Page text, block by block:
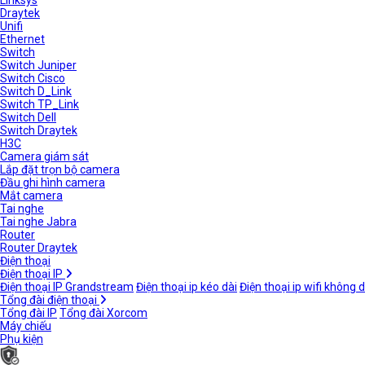
Draytek
Unifi
Ethernet
Switch
Switch Juniper
Switch Cisco
Switch D_Link
Switch TP_Link
Switch Dell
Switch Draytek
H3C
Camera giám sát
Lắp đặt trọn bộ camera
Đầu ghi hình camera
Mắt camera
Tai nghe
Tai nghe Jabra
Router
Router Draytek
Điện thoại
Điện thoại IP
Điện thoại IP Grandstream Điện thoại ip kéo dài Điện thoại ip wifi không
Tổng đài điện thoại
Tổng đài IP Tổng đài Xorcom
Máy chiếu
Phụ kiện